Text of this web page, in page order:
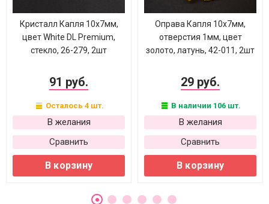
Кристалл Капля 10х7мм,
цвет White DL Premium,
стекло, 26-279, 2шт
91 руб.
Осталось 4 шт.
В желания
Сравнить
В корзину
Оправа Капля 10х7мм,
отверстия 1мм, цвет
золото, латунь, 42-011, 2шт
29 руб.
В наличии 106 шт.
В желания
Сравнить
В корзину